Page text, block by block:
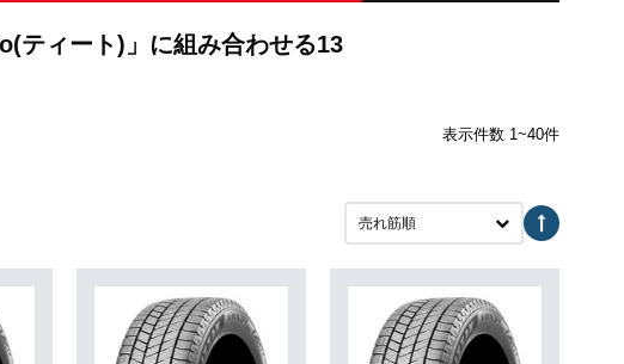
ティート)」に組み合わせる13
表示件数 1~40件
売れ筋順